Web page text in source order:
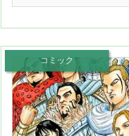
コミック